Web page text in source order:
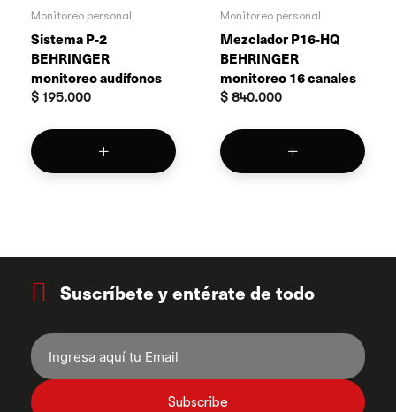
Monitoreo personal
Sistema P-2
BEHRINGER
monitoreo audífonos
$ 195.000
Monitoreo personal
Mezclador P16-HQ
BEHRINGER
monitoreo 16 canales
$ 840.000
Suscríbete y entérate de todo
Subscribe